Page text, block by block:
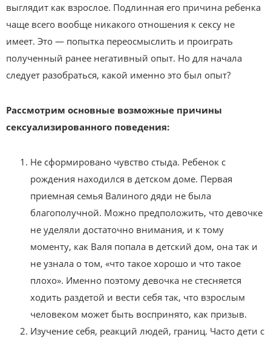
выглядит как взрослое. Подлинная его причина ребенка
чаще всего вообще никакого отношения к сексу не
имеет. Это — попытка переосмыслить и проиграть
полученный ранее негативный опыт. Но для начала
следует разобраться, какой именно это был опыт?
Рассмотрим основные возможные причины
сексуализированного поведения:
Не сформировано чувство стыда. Ребенок с
рождения находился в детском доме. Первая
приемная семья Валиного дяди не была
благополучной. Можно предположить, что девочке
не уделяли достаточно внимания, и к тому
моменту, как Валя попала в детский дом, она так и
не узнала о том, «что такое хорошо и что такое
плохо». Именно поэтому девочка не стесняется
ходить раздетой и вести себя так, что взрослым
человеком может быть воспринято, как призыв.
Изучение себя, реакций людей, границ. Часто дети с